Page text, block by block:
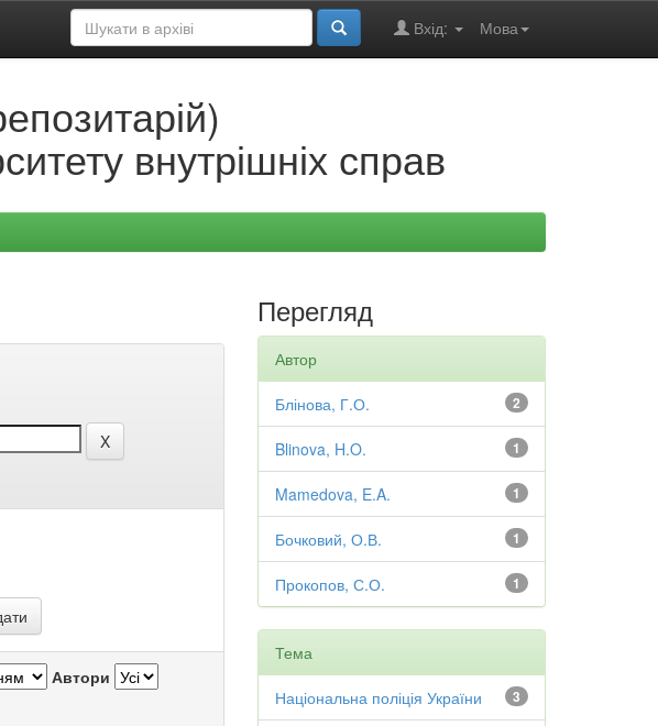
Мова
Вхід:
внутрішніх справ
Автори
Перегляд
Автор
2
Блінова, Г.О.
1
Blinova, H.O.
1
Mamedova, E.A.
1
Бочковий, О.В.
1
Прокопов, С.О.
Тема
3
Національна поліція України